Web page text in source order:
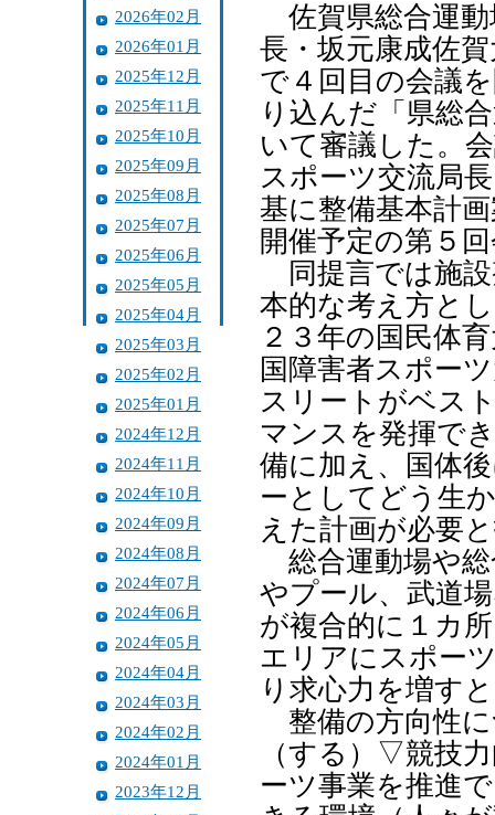
2026年02月
2026年01月
2025年12月
2025年11月
2025年10月
2025年09月
2025年08月
2025年07月
2025年06月
2025年05月
2025年04月
2025年03月
2025年02月
2025年01月
2024年12月
2024年11月
2024年10月
2024年09月
2024年08月
2024年07月
2024年06月
2024年05月
2024年04月
2024年03月
2024年02月
2024年01月
2023年12月
佐賀県総合運動
長・坂元康成佐
で４回目の会議
り込んだ「県総
いて審議した。
スポーツ交流局
基に整備基本計
開催予定の第５
同提言では施
本的な考え方と
２３年の国民体
国障害者スポー
スリートがベス
マンスを発揮で
備に加え、国体
ーとしてどう生
えた計画が必要
総合運動場や総
やプール、武道
が複合的に１カ
エリアにスポー
り求心力を増す
整備の方向性
（する）▽競技
ーツ事業を推進